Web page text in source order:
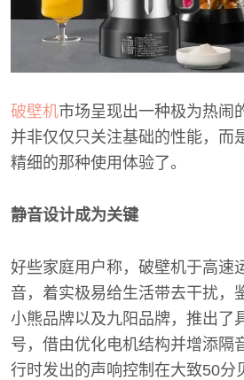
破壁机市场呈现出一种极为热闹
并非仅仅只关注基础的性能，而
精细的那种使用体验了。
静音设计成为关键
好些家庭用户称，破壁机于高速
音，着实极易给生活带去干扰，
小熊品牌以及九阳品牌，推出了
号，借由优化电机结构并增添隔
行时发出的声响控制在大致50分